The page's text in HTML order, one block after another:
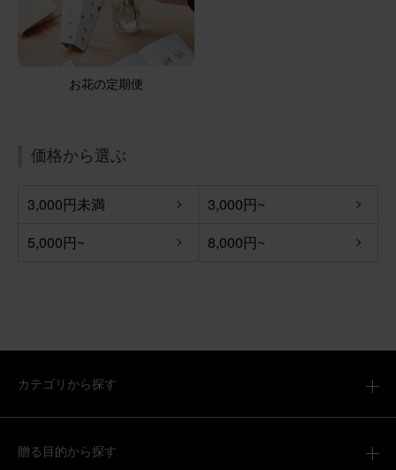
お花の定期便
価格から選ぶ
3,000円未満
3,000円~
5,000円~
8,000円~
カテゴリから探す
贈る目的から探す